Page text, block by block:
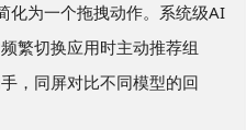
为一个拖拽动作。系统级AI
繁切换应用时主动推荐组
，同屏对比不同模型的回